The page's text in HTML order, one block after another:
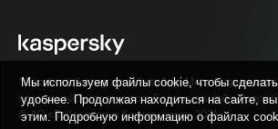
* Facebook, Instagram, WhatsApp, Meta AI
признанной экстремистской организацией в России.
© АО «Лаборатория Касперского», 2026.
Мы используем файлы cookie, чтобы сделать
удобнее. Продолжая находиться на сайте,
этим. Подробную информацию о файлах